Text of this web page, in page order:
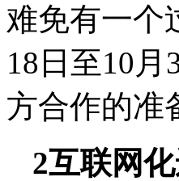
难免有一个
18日至10
方合作的准
2互联网